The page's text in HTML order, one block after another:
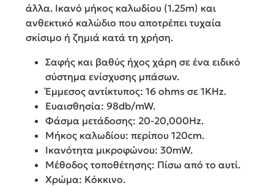
άλλα. Ικανό μήκος καλωδίου (1.25m) και
ανθεκτικό καλώδιο που αποτρέπει τυχαία
σκίσιμο ή ζημιά κατά τη χρήση.
Σαφής και βαθύς ήχος χάρη σε ένα ειδικό
σύστημα ενίσχυσης μπάσων.
Έμμεσος αντίκτυπος: 16 ohms σε 1KHz.
Ευαισθησία: 98db/mW.
Φάσμα μετάδοσης: 20-20,000Hz.
Μήκος καλωδίου: περίπου 120cm.
Ικανότητα μικροφώνου: 30mW.
Μέθοδος τοποθέτησης: Πίσω από το αυτί.
Χρώμα: Κόκκινο.